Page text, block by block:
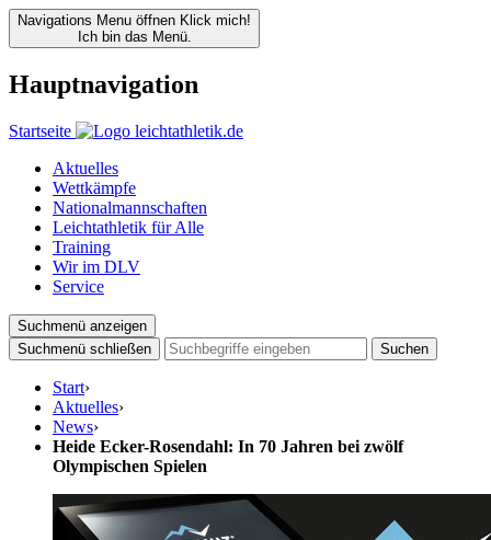
Navigations Menu öffnen Klick mich!
Ich bin das Menü.
Hauptnavigation
Startseite
Aktuelles
Wettkämpfe
Nationalmannschaften
Leichtathletik für Alle
Training
Wir im DLV
Service
Suchmenü anzeigen
Suchmenü schließen
Suchen
Start›
Aktuelles›
News›
Heide Ecker-Rosendahl: In 70 Jahren bei zwölf
Olympischen Spielen